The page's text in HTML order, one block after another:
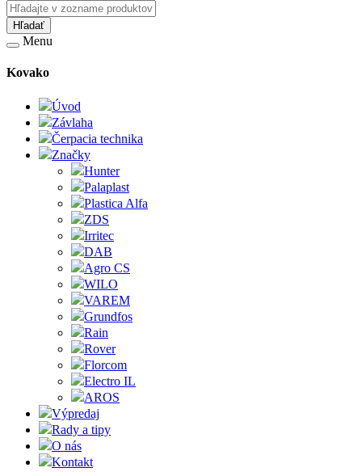
Hľadať
Menu
Kovako
Úvod
Závlaha
Čerpacia technika
Značky
Hunter
Palaplast
Plastica Alfa
ZDS
Irritec
DAB
Agro CS
WILO
VAREM
Grundfos
Rain
Rover
Florcom
Electro IL
AROS
Výpredaj
Rady a tipy
O nás
Kontakt